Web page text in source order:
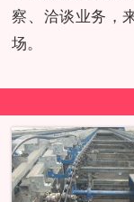
察、洽谈业务，
场。